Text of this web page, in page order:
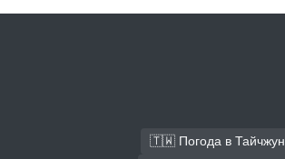
🇹🇼 Погода в Тайчжун